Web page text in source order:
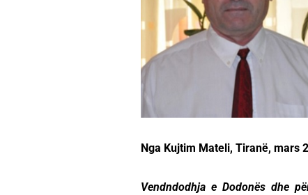
Nga Kujtim Mateli, Tiranë, mars
Vendndodhja e Dodonës dhe